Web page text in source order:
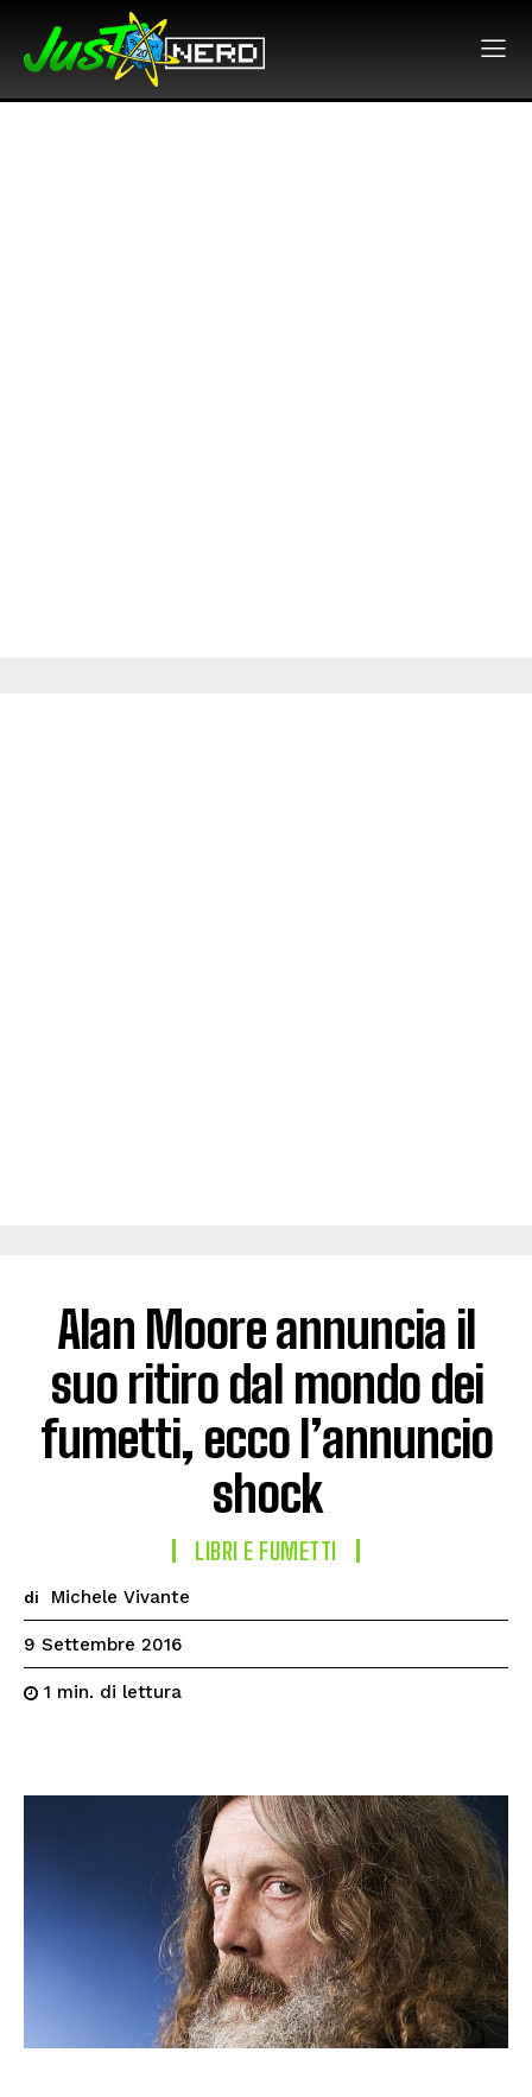
Alan Moore annuncia il
suo ritiro dal mondo dei
fumetti, ecco l’annuncio
shock
LIBRI E FUMETTI
di Michele Vivante
9 Settembre 2016
1 min. di lettura